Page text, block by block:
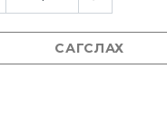
САГСЛАХ